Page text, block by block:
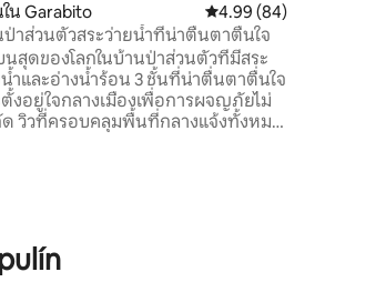
5, 127 รีวิว
น Garabito คะแนนเฉลี่ย 4.99 จาก
4.99 (84)
าส่วนตัวสระว่ายน้ำที่น่าตื่นตาตื่นใจ
สุดของโลกในบ้านป่าส่วนตัวที่มีสระ
ำและอ่างน้ำร้อน 3 ชั้นที่น่าตื่นตาตื่นใจ
งอยู่ใจกลางเมืองเพื่อการผจญภัยไม่
จ้งทั้งหมด
และ Herradura 1 ชั่วโมงถึง
นแห่งชาติมานูเอลอันโตนิโอและ 1.5